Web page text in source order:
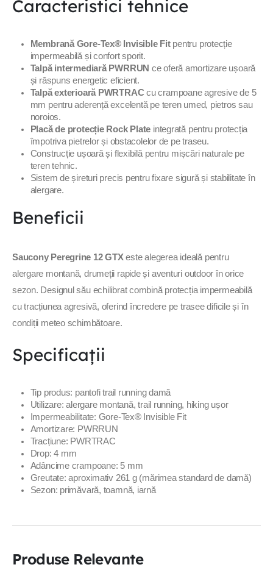
Caracteristici tehnice
Membrană Gore-Tex® Invisible Fitpentru protecție
impermeabilă și confort sporit.
Talpă intermediară PWRRUN ce oferă amortizare ușoară
și răspuns energetic eficient.
Talpă exterioară PWRTRAC cu crampoane agresive de 5
mm pentru aderență excelentă pe teren umed, pietros sau
noroios.
Placă de protecție Rock Plate integrată pentru protecția
împotriva pietrelor și obstacolelor de pe traseu.
Construcție ușoară și flexibilă pentru mișcări naturale pe
teren tehnic.
Sistem de șireturi precis pentru fixare sigură și stabilitate în
alergare.
Beneficii
Saucony Peregrine 12 GTXeste alegerea ideală pentru
alergare montană, drumeții rapide și aventuri outdoor în orice
sezon. Designul său echilibrat combină protecția impermeabilă
cu tracțiunea agresivă, oferind încredere pe trasee dificile și în
condiții meteo schimbătoare.
Specificații
Tip produs: pantofi trail running damă
Utilizare: alergare montană, trail running, hiking ușor
Impermeabilitate: Gore-Tex® Invisible Fit
Amortizare: PWRRUN
Tracțiune: PWRTRAC
Drop: 4 mm
Adâncime crampoane: 5 mm
Greutate: aproximativ 261 g (mărimea standard de damă)
Sezon: primăvară, toamnă, iarnă
Produse Relevante